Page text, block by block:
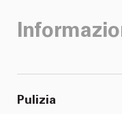
Pulizia